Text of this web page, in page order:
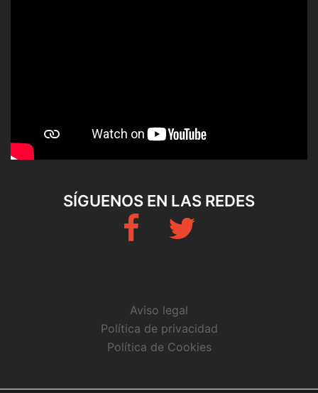
SÍGUENOS EN LAS REDES
Fb Twitter
Aviso legal
Política de privacidad
Política de Cookies